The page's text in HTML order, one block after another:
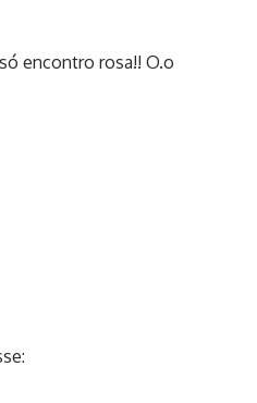
encontro rosa!! O.o